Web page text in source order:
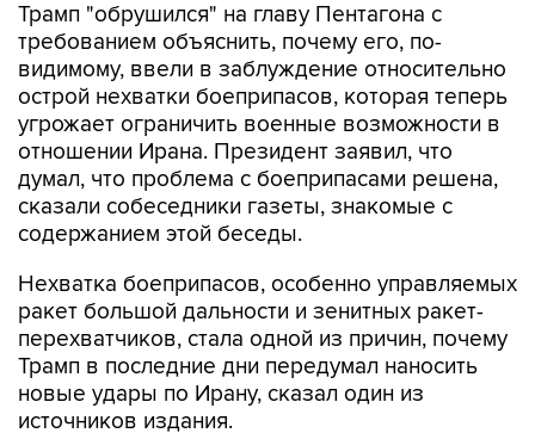
Трамп "обрушился" на главу Пентагона с
требованием объяснить, почему его, по-
видимому, ввели в заблуждение относительно
острой нехватки боеприпасов, которая теперь
угрожает ограничить военные возможности в
отношении Ирана. Президент заявил, что
думал, что проблема с боеприпасами решена,
сказали собеседники газеты, знакомые с
содержанием этой беседы.
Нехватка боеприпасов, особенно управляемых
ракет большой дальности и зенитных ракет-
перехватчиков, стала одной из причин, почему
Трамп в последние дни передумал наносить
новые удары по Ирану, сказал один из
источников издания.